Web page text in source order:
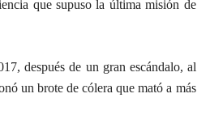
que supuso la última misión de
después de un gran escándalo, al
un brote de cólera que mató a más